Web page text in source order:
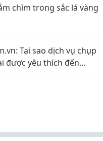
chìm trong sắc lá vàng
Tại sao dịch vụ chụp
được yêu thích đến